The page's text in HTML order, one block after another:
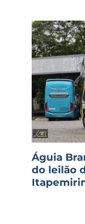
Águia
do leilão